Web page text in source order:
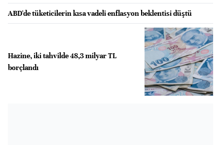
ABD'de tüketicilerin kısa vadeli enflasyon beklentisi düştü
Hazine, iki tahvilde 48,3 milyar TL
borçlandı